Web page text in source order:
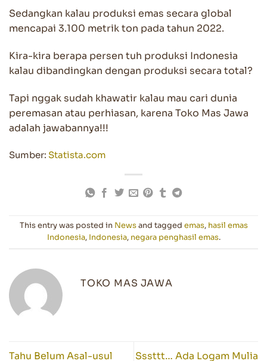
Sedangkan kalau produksi emas secara global
mencapai 3.100 metrik ton pada tahun 2022.
Kira-kira berapa persen tuh produksi Indonesia
kalau dibandingkan dengan produksi secara total?
Tapi nggak sudah khawatir kalau mau cari dunia
peremasan atau perhiasan, karena Toko Mas Jawa
adalah jawabannya!!!
Sumber: Statista.com
This entry was posted in Newsand tagged emas, hasil emas
Indonesia, Indonesia, negara penghasil emas.
TOKO MAS JAWA
Tahu Belum Asal-usul Sssttt… Ada Logam Mulia